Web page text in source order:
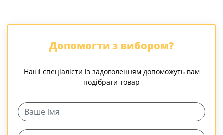
Допомогти з вибором?
Наші спеціалісти із задоволенням допоможуть вам
подібрати товар